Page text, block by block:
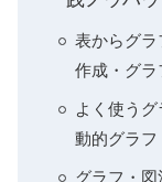
表からグラ
作成・グ
よく使う
動的グラ
グラフ・